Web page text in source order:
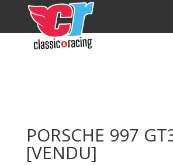
PORSCHE 997
[VENDU]